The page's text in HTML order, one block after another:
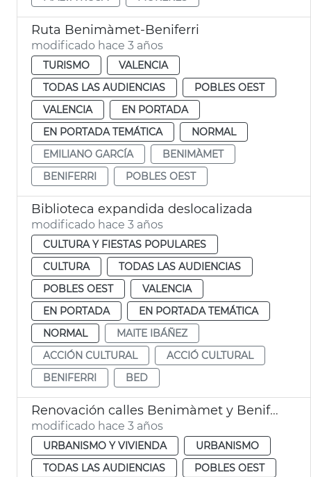
Ruta Benimàmet-Beniferri
modificado hace 3 años
TURISMO
VALENCIA
TODAS LAS AUDIENCIAS
POBLES OEST
VALENCIA
EN PORTADA
EN PORTADA TEMÁTICA
NORMAL
EMILIANO GARCÍA
BENIMÀMET
BENIFERRI
POBLES OEST
Biblioteca expandida deslocalizada
modificado hace 3 años
CULTURA Y FIESTAS POPULARES
CULTURA
TODAS LAS AUDIENCIAS
POBLES OEST
VALENCIA
EN PORTADA
EN PORTADA TEMÁTICA
NORMAL
MAITE IBÁÑEZ
ACCIÓN CULTURAL
ACCIÓ CULTURAL
BENIFERRI
BED
Renovación calles Benimàmet y Beniferri
modificado hace 3 años
URBANISMO Y VIVIENDA
URBANISMO
TODAS LAS AUDIENCIAS
POBLES OEST